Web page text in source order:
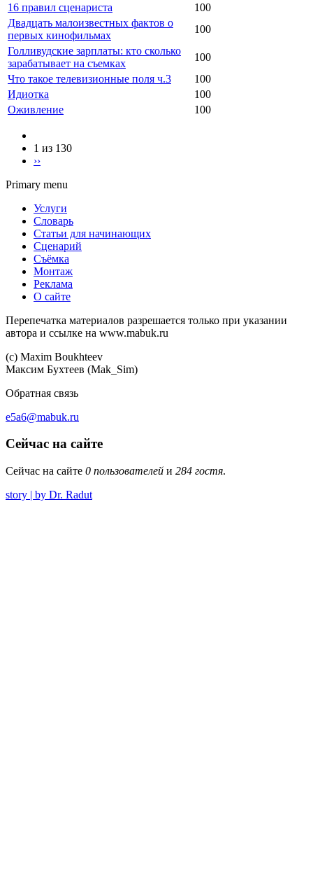
16 правил сценариста
100
Двадцать малоизвестных фактов о
первых кинофильмах
100
Голливудские зарплаты: кто сколько
зарабатывает на съемках
100
Что такое телевизионные поля ч.3
100
Идиотка
100
Оживление
100
1 из 130
››
Primary menu
Услуги
Словарь
Статьи для начинающих
Сценарий
Съёмка
Монтаж
Реклама
О сайте
Перепечатка материалов разрешается только при указании
автора и ссылке на www.mabuk.ru
(c) Maхim Boukhteev
Максим Бухтеев (Mak_Sim)
Обратная связь
e5a6@mabuk.ru
Сейчас на сайте
Сейчас на сайте 0 пользователей и 284 гостя.
story | by Dr. Radut